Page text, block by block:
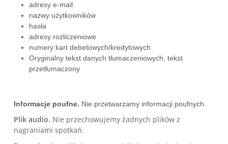
adresy e-mail
nazwy użytkowników
hasła
adresy rozliczeniowe
numery kart debetowych/kredytowych
Oryginalny tekst danych tłumaczeniowych, tekst
przetłumaczony
Informacje poufne. Nie przetwarzamy informacji poufnych.
Plik audio. Nie przechowujemy żadnych plików z
nagraniami spotkań.